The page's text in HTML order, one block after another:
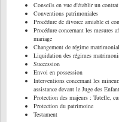
Conseils en vue d'établir un
Conventions patrimoniales
Procédure de divorce amiable et
Procédure concernant les mesures
mariage
Changement de régime matrimonial
Liquidation des régimes
Succession
Envoi en possession
Interventions concernant les
assistance devant le Juge des
Protection des majeurs : Tutelle,
Protection du patrimoine
Testament